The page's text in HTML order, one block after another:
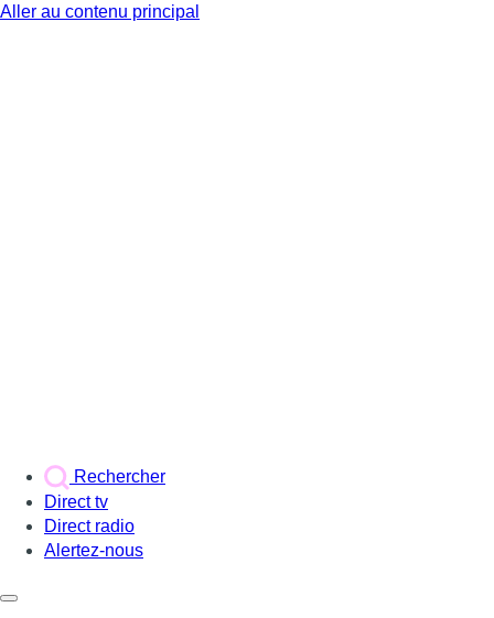
Aller au contenu principal
Rechercher
Direct tv
Direct radio
Alertez-nous